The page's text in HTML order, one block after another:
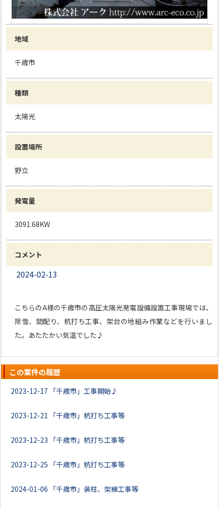
地域
千歳市
種類
太陽光
設置場所
野立
発電量
3091.68KW
コメント
2024-02-13
こちらのA様の千歳市の高圧太陽光発電設備設置工事現場では、
除雪、間配り、杭打ち工事、架台の地組み作業などを行いまし
た。あたたかい気温でした♪
この案件の履歴
2023-12-17 「千歳市」工事開始♪
2023-12-21 「千歳市」杭打ち工事等
2023-12-23 「千歳市」杭打ち工事等
2023-12-25 「千歳市」杭打ち工事等
2024-01-06 「千歳市」装柱、架線工事等